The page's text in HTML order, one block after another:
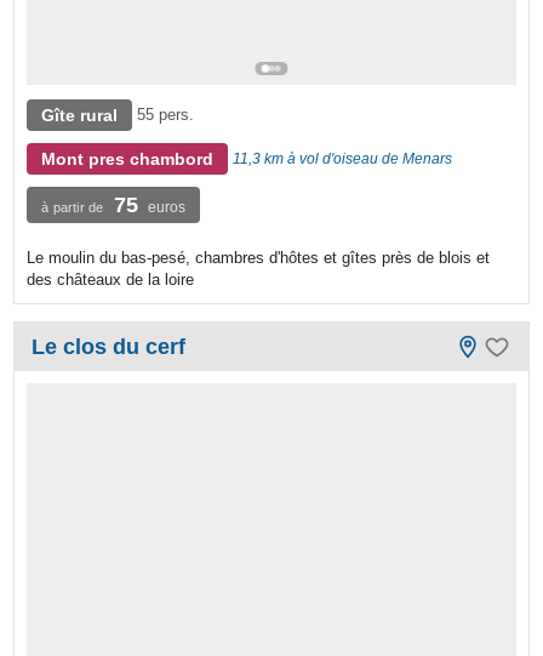
Gîte rural 55 pers.
Mont pres chambord 11,3 km à vol d'oiseau de Menars
à partir de 75 euros
Le moulin du bas-pesé, chambres d'hôtes et gîtes près de blois et
des châteaux de la loire
Le clos du cerf